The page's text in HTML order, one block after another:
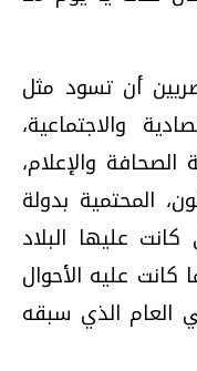
أن تسود مثل
والاجتماعية،
الصحافة والإعلام،
المحتمية بدولة
كانت عليها البلاد
بل ومثلما كانت عليه الأحوال
العام الذي سبقه